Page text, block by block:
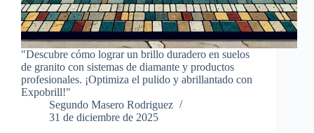
"Descubre cómo lograr un brillo duradero en suelos
de granito con sistemas de diamante y productos
profesionales. ¡Optimiza el pulido y abrillantado con
Expobrill!"
Segundo Masero Rodriguez
31 de diciembre de 2025